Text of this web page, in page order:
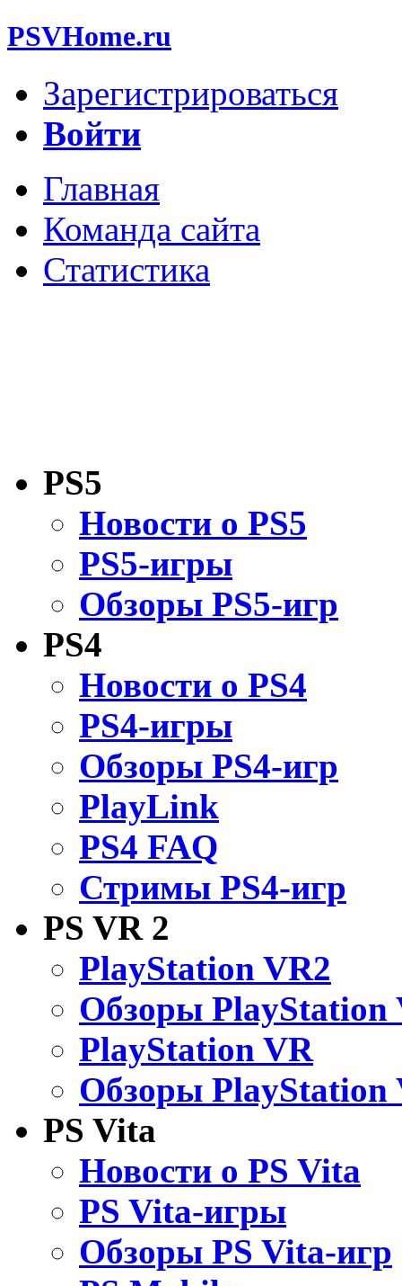
PSVHome.ru
Зарегистрироваться
Войти
Главная
Команда сайта
Статистика
PS5
Новости о PS5
PS5-игры
Обзоры PS5-игр
PS4
Новости о PS4
PS4-игры
Обзоры PS4-игр
PlayLink
PS4 FAQ
Стримы PS4-игр
PS VR 2
PlayStation VR2
Обзоры PlayStation
PlayStation VR
Обзоры PlayStation
PS Vita
Новости о PS Vita
PS Vita-игры
Обзоры PS Vita-игр